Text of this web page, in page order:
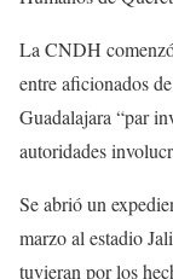
La CNDH
entre aficionados
Guadalajara “par
autoridades
Se abrió un
marzo al estadio
tuvieran por los